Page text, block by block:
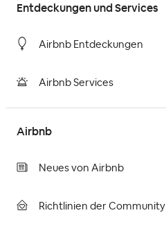
Entdeckungen und Services
Airbnb Entdeckungen
Airbnb Services
Airbnb
Neues von Airbnb
Richtlinien der Community